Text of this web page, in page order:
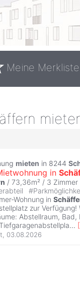
Meine Merkliste
mieten in 8244
in
/ 73,36m² / 3 Zimmer
#
Wohnung in
zur
Abstellraum,
... [
03.08.2026